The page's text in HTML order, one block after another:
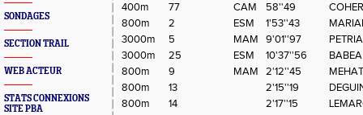
SONDAGES
SECTION TRAIL
WEB ACTEUR
STATS CONNEXIONS
SITE PBA
400m
77 CAM 58''49
800m
2 ESM 1'53''43
3000m
5 MAM 9'01''97
3000m
25 ESM 10'37''56
800m
9 MAM 2'12''45
800m
13 2'15''19
800m
14 2'17''15